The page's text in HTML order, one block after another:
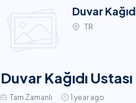
Duvar
TR
Duvar Kağıdı Ustası
Tam Zamanlı 1 year ago